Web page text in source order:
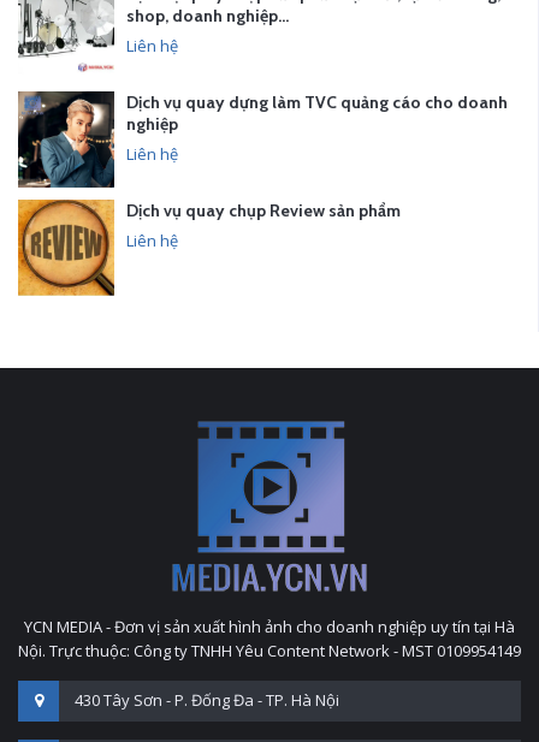
shop, doanh nghiệp…
Liên hệ
Dịch vụ quay dựng làm TVC quảng cáo cho doanh
nghiệp
Liên hệ
Dịch vụ quay chụp Review sản phẩm
Liên hệ
YCN MEDIA - Đơn vị sản xuất hình ảnh cho doanh nghiệp uy tín tại Hà
Nội. Trực thuộc: Công ty TNHH Yêu Content Network - MST 0109954149
430 Tây Sơn - P. Đống Đa - TP. Hà Nội